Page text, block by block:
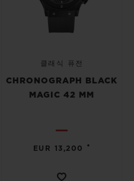
클래식 퓨전
CHRONOGRAPH BLACK
MAGIC 42 MM
EUR 13,200 •